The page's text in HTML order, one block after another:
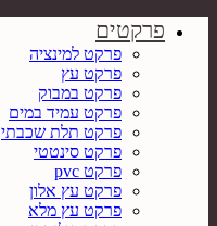
פרקטים
פרקט למינציה
פרקט עץ
פרקט במבוק
פרקט עמיד במים
פרקט תלת שכבתי
פרקט סינטטי
פרקט pvc
פרקט עץ אלון
פרקט עץ מלא